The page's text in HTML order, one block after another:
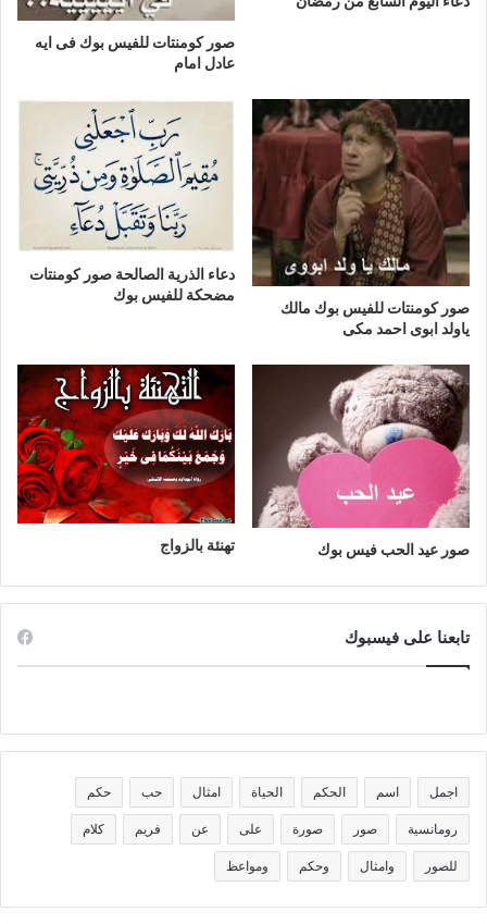
صور كومنتات للفيس بوك فى ايه
عادل امام
صور كومنتات للفيس بوك مالك
ياولد ابوى احمد مكى
دعاء الذرية الصالحة صور كومنتات
مضحكة للفيس بوك
صور عيد الحب فيس بوك تهنئة بالزواج
تابعنا على فيسبوك
اجمل اسم الحكم الحياة امثال حب حكم
رومانسية صور صورة على عن فريم كلام
للصور وامثال وحكم ومواعظ